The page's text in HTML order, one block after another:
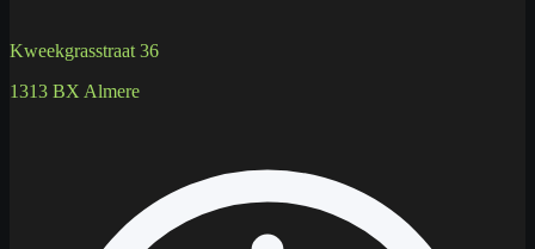
Kweekgrasstraat 36
1313 BX Almere